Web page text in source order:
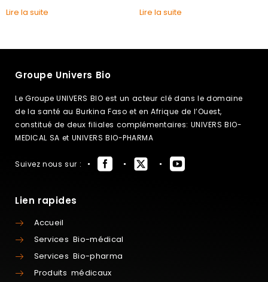
Lire la suite
Lire la suite
Groupe Univers Bio
Le Groupe UNIVERS BIO est un acteur clé dans le domaine
de la santé au Burkina Faso et en Afrique de l’Ouest,
constitué de deux filiales complémentaires: UNIVERS BIO-
MEDICAL SA et UNIVERS BIO-PHARMA
Suivez nous sur :
Lien rapides
Accueil
Services Bio-médical
Services Bio-pharma
Produits médicaux